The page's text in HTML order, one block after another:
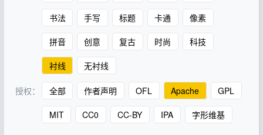
书法 手写 标题 卡通 像素
拼音 创意 复古 时尚 科技
衬线 无衬线
授权： 全部 作者声明 OFL Apache GPL
MIT CC0 CC-BY IPA 字形维基